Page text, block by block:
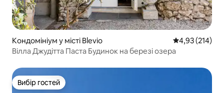
Кондомініум у місті Blevio Середня
4,93 (214)
Вілла Джудітта Паста Будинок на березі озера
Вибір гостей
Вибір гостей